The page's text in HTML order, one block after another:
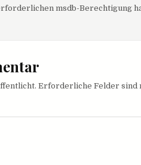
msdb-Berechtigung
Erforderliche Felder sind